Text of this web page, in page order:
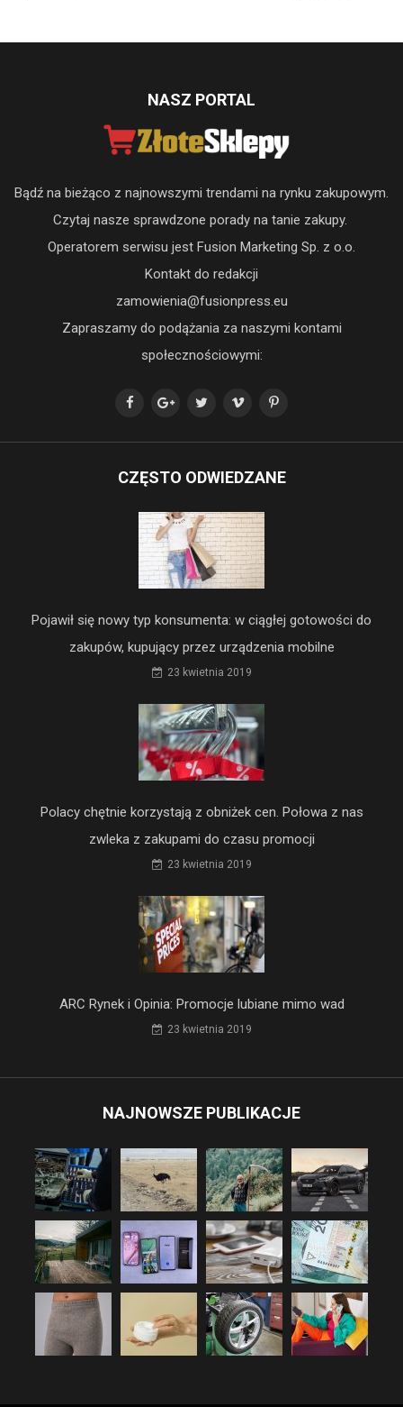
NASZ PORTAL
Bądź na bieżąco z najnowszymi trendami na rynku zakupowym.
Czytaj nasze sprawdzone porady na tanie zakupy.
Operatorem serwisu jest Fusion Marketing Sp. z o.o.
Kontakt do redakcji
zamowienia@fusionpress.eu
Zapraszamy do podążania za naszymi kontami
społecznościowymi:
CZĘSTO ODWIEDZANE
Pojawił się nowy typ konsumenta: w ciągłej gotowości do
zakupów, kupujący przez urządzenia mobilne
23 kwietnia 2019
Polacy chętnie korzystają z obniżek cen. Połowa z nas
zwleka z zakupami do czasu promocji
23 kwietnia 2019
ARC Rynek i Opinia: Promocje lubiane mimo wad
23 kwietnia 2019
NAJNOWSZE PUBLIKACJE